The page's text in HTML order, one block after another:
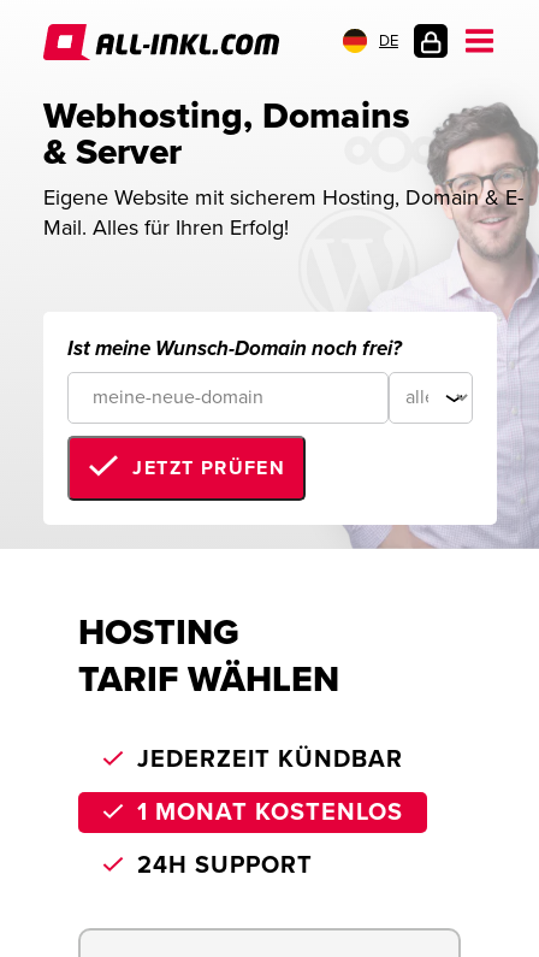
DE
Webhosting, Domains
& Server
Eigene Website mit sicherem Hosting, Domain & E-
Mail. Alles für Ihren Erfolg!
Ist meine Wunsch-Domain noch frei?
JETZT PRÜFEN
HOSTING
TARIF WÄHLEN
JEDERZEIT KÜNDBAR
1 MONAT KOSTENLOS
24H SUPPORT